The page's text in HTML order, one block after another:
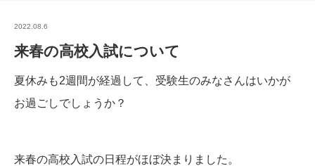
2022.08.6
来春の高校入試について
夏休みも2週間が経過して、受験生のみなさんはいかが
お過ごしでしょうか？
来春の高校入試の日程がほぼ決まりました。